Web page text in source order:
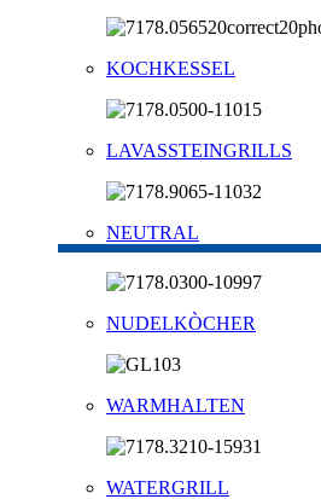
KOCHKESSEL
LAVASSTEINGRILLS
NEUTRAL
NUDELKÒCHER
WARMHALTEN
WATERGRILL